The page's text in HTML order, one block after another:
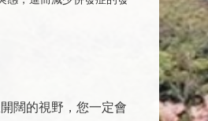
闊的視野，您一定會